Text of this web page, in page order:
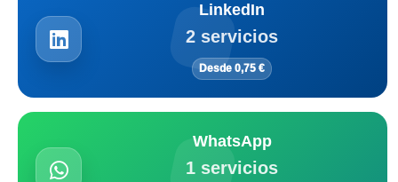
LinkedIn
2 servicios
Desde 0,75 €
WhatsApp
1 servicios